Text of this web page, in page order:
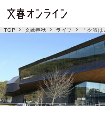
TOP 文藝春秋 ライフ 「夕飯